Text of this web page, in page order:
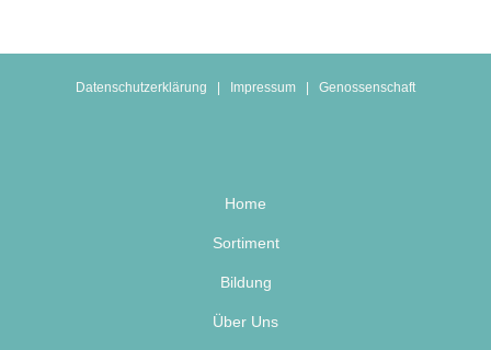
Datenschutzerklärung | Impressum | Genossenschaft
Home
Sortiment
Bildung
Über Uns